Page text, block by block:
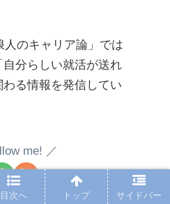
人のキャリア論」では
分らしい就活が送れ
る情報を発信してい
me!
目次へ トップ サイドバー